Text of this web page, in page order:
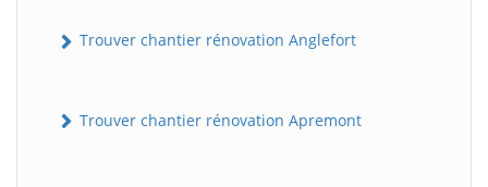
Trouver chantier rénovation Anglefort
Trouver chantier rénovation Apremont